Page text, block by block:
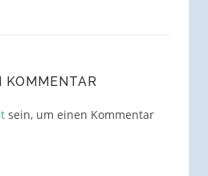
KOMMENTAR
sein, um einen Kommentar